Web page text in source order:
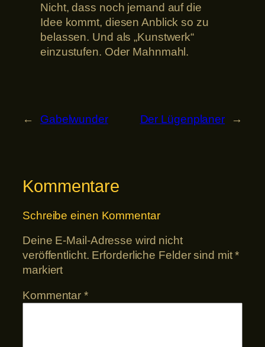
Nicht, dass noch jemand auf die
Idee kommt, diesen Anblick so zu
belassen. Und als „Kunstwerk“
einzustufen. Oder Mahnmahl.
← Gabelwunder Der Lügenplaner →
Kommentare
Schreibe einen Kommentar
Deine E-Mail-Adresse wird nicht
veröffentlicht. Erforderliche Felder sind mit*
markiert
Kommentar*